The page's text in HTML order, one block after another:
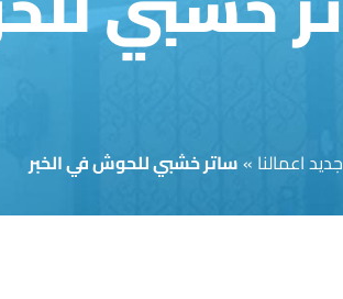
جديد اعمالنا »ساتر خشبي للحوش في الخبر